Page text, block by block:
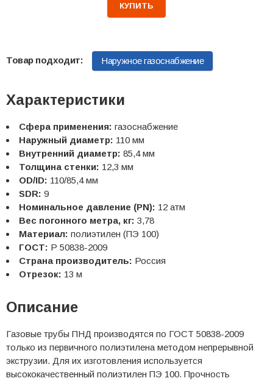
КУПИТЬ
Наружное газоснабжение
Характеристики
Сфера применения: газоснабжение
Наружный диаметр: 110 мм
Внутренний диаметр: 85,4 мм
Толщина стенки: 12,3 мм
OD/ID: 110/85,4 мм
SDR: 9
Номинальное давление (PN): 12 атм
Вес погонного метра, кг: 3,78
Материал: полиэтилен (ПЭ 100)
ГОСТ: Р 50838-2009
Страна производитель: Россия
Отрезок: 13 м
Описание
Газовые трубы ПНД производятся по ГОСТ 50838-2009
только из первичного полиэтилена методом непрерывной
экструзии. Для их изготовления используется
высококачественный полиэтилен ПЭ 100. Прочность